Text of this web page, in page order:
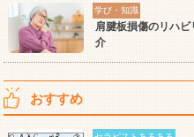
学び・知識
肩腱板損傷のリハ
介
おすすめ